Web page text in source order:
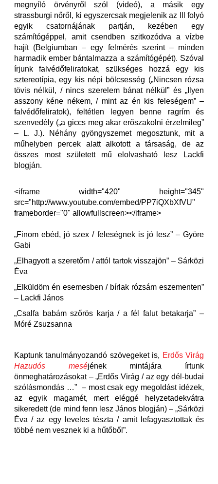
megnyíló örvényről szól (videó), a másik egy
strassburgi nőről, ki egyszercsak megjelenik az Ill folyó
egyik csatornájának partján, kezében egy
számítógéppel, amit csendben szitkozódva a vízbe
hajít (Belgiumban – egy felmérés szerint – minden
harmadik ember bántalmazza a számítógépét). Szóval
írjunk falvédőfeliratokat, szükséges hozzá egy kis
sztereotípia, egy kis népi bölcsesség („Nincsen rózsa
tövis nélkül, / nincs szerelem bánat nélkül” és „Ilyen
asszony kéne nékem, / mint az én kis feleségem” –
falvédőfeliratok), feltétlen legyen benne ragrím és
szenvedély („a giccs meg akar erőszakolni érzelmileg”
– L. J.). Néhány gyöngyszemet megosztunk, mit a
műhelyben percek alatt alkotott a társaság, de az
összes most született mű elolvasható lesz Lackfi
blogján.
<iframe width="420" height="345"
src="http://www.youtube.com/embed/PP7iQXbXfVU"
frameborder="0" allowfullscreen></iframe>
„Finom ebéd, jó szex / feleségnek is jó lesz” – Györe
Gabi
„Elhagyott a szeretőm / attól tartok visszajön” – Sárközi
Éva
„Elküldöm én esemesben / bírlak rózsám eszementen”
– Lackfi János
„Csalfa babám szőrös karja / a fél falut betakarja” –
Móré Zsuzsanna
Kaptunk tanulmányozandó szövegeket is, Erdős Virág
Hazudós meséjének mintájára írtunk
önmeghatározásokat – „Erdős Virág / az egy dél-budai
szólásmondás …” – most csak egy megoldást idézek,
az egyik magamét, mert eléggé helyzetadekvátra
sikeredett (de mind fenn lesz János blogján) – „Sárközi
Éva / az egy leveles tészta / amit lefagyasztottak és
többé nem vesznek ki a hűtőből”.